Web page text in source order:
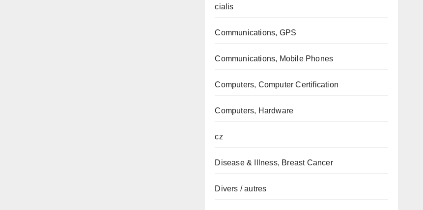
cialis
Communications, GPS
Communications, Mobile Phones
Computers, Computer Certification
Computers, Hardware
cz
Disease & Illness, Breast Cancer
Divers / autres